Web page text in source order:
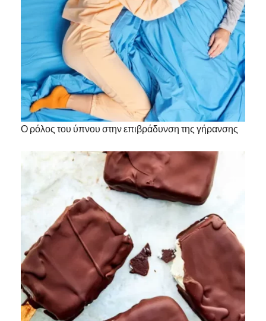
Ο ρόλος του ύπνου στην επιβράδυνση της γήρανσης